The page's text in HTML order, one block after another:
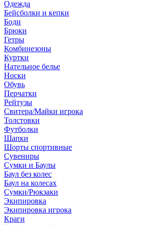
Одежда
Бейсболки и кепки
Боди
Брюки
Гетры
Комбинезоны
Куртки
Нательное белье
Носки
Обувь
Перчатки
Рейтузы
Свитера/Майки игрока
Толстовки
Футболки
Шапки
Шорты спортивные
Сувениры
Сумки и Баулы
Баул без колес
Баул на колесах
Сумки/Рюкзаки
Экипировка
Экипировка игрока
Краги